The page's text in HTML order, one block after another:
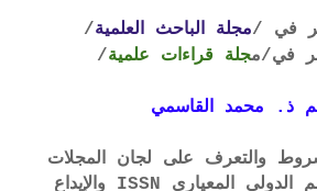
في /مجلة الباحث العلمية/
في/مجلة قراءات علمية/
ذ. محمد القاسمي
والتعرف على لجان المجلات
واعتماداتها والرقم الدولي المعياري ISSN والإيداع